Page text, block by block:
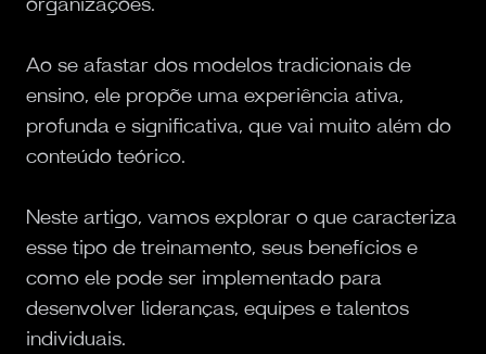
Ao se afastar dos modelos tradicionais de
ensino, ele propõe uma experiência ativa,
profunda e significativa, que vai muito além do
conteúdo teórico.
Neste artigo, vamos explorar o que caracteriza
esse tipo de treinamento, seus benefícios e
como ele pode ser implementado para
desenvolver lideranças, equipes e talentos
individuais.